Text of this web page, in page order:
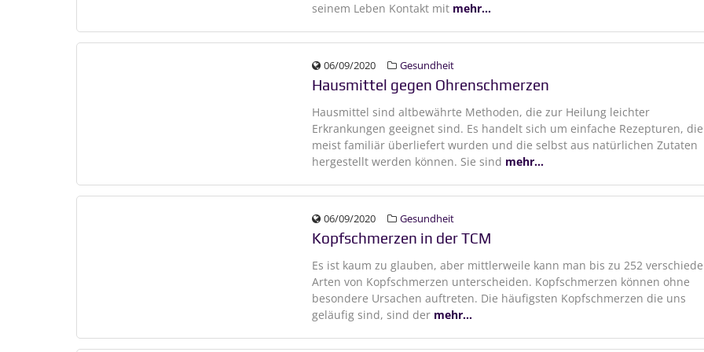
seinem Leben Kontakt mit mehr...
06/09/2020 Gesundheit
Hausmittel gegen Ohrenschmerzen
Hausmittel sind altbewährte Methoden, die zur Heilung leichter
Erkrankungen geeignet sind. Es handelt sich um einfache Rezepturen, die
meist familiär überliefert wurden und die selbst aus natürlichen Zutaten
hergestellt werden können. Sie sind mehr...
06/09/2020 Gesundheit
Kopfschmerzen in der TCM
Es ist kaum zu glauben, aber mittlerweile kann man bis zu 252
Arten von Kopfschmerzen unterscheiden. Kopfschmerzen können ohne
besondere Ursachen auftreten. Die häufigsten Kopfschmerzen die uns
geläufig sind, sind der mehr...